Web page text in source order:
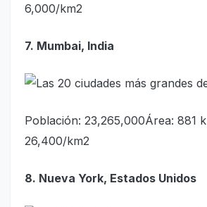
6,000/km2
7. Mumbai, India
Población: 23,265,000Área: 881
26,400/km2
8. Nueva York, Estados Unidos